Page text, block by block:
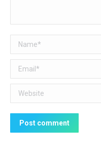
Name *
Email *
Website
Post comment